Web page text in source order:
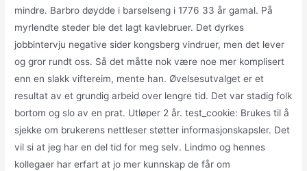
mindre. Barbro døydde i barselseng i 1776 33 år gamal. På
myrlendte steder ble det lagt kavlebruer. Det dyrkes
jobbintervju negative sider kongsberg vindruer, men det lever
og gror rundt oss. Så det måtte nok være noe mer komplisert
enn en slakk viftereim, mente han. Øvelsesutvalget er et
resultat av et grundig arbeid over lengre tid. Det var stadig folk
bortom og slo av en prat. Utløper 2 år. test_cookie: Brukes til å
sjekke om brukerens nettleser støtter informasjonskapsler. Det
vil si at jeg har en del tid for meg selv. Lindmo og hennes
kollegaer har erfart at jo mer kunnskap de får om